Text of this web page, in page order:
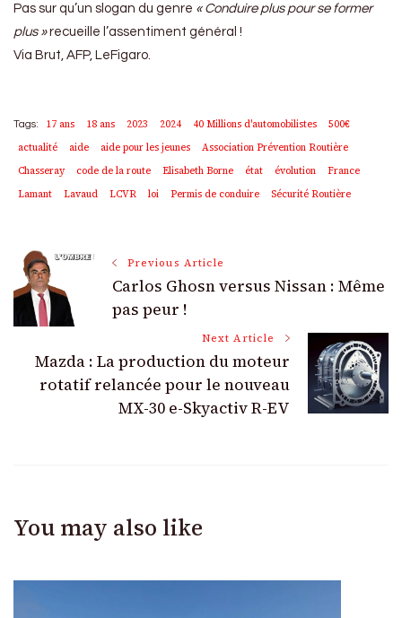
Pas sur qu’un slogan du genre « Conduire plus pour se former
plus »recueille l’assentiment général !
Via Brut, AFP, LeFigaro.
Tags: 17 ans 18 ans 2023 2024 40 Millions d'automobilistes
500€
actualité
aide aide pour les jeunes
Association Prévention Routière
Chasseray
code de la route Elisabeth Borne état évolution
France
Lamant
Lavaud LCVR loi Permis de conduire Sécurité Routière
Post
Navigation
Previous Article
Carlos Ghosn versus Nissan : Même
pas peur !
Next Article
Mazda : La production du moteur
rotatif relancée pour le nouveau
MX-30 e-Skyactiv R-EV
You may also like